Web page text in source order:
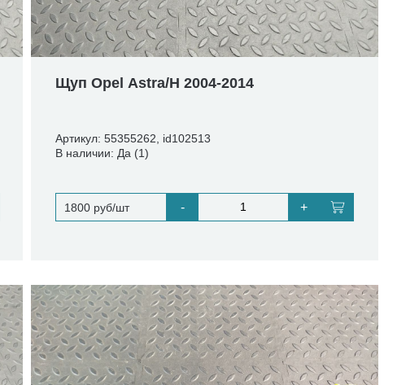
Щуп Opel Astra/H 2004-2014
Артикул: 55355262, id102513
В наличии: Да (1)
1800 руб/шт - +